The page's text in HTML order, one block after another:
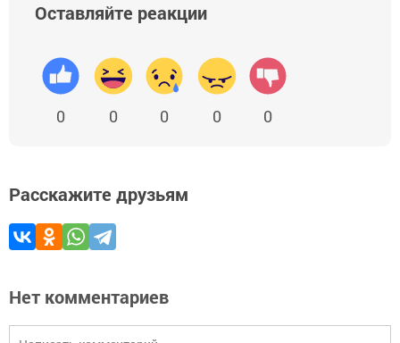
Оставляйте реакции
0 0 0 0 0
Расскажите друзьям
Нет комментариев